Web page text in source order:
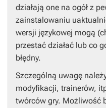
działają one na ogół z
zainstalowaniu
wersji językowej mogą
przestać działać lub co
błędny.
Szczególną uwagę
modyfikacji, trainerów,
twórców gry. Możliwość